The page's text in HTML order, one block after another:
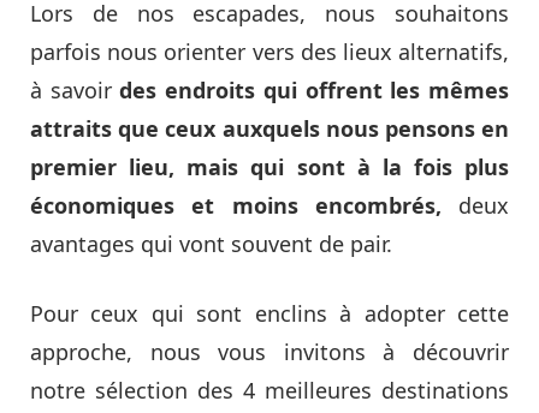
Lors de nos escapades, nous souhaitons
parfois nous orienter vers des lieux alternatifs,
à savoirdes endroits qui offrent les mêmes
attraits que ceux auxquels nous pensons en
premier lieu, mais qui sont à la fois plus
économiques et moins encombrés, deux
avantages qui vont souvent de pair.
Pour ceux qui sont enclins à adopter cette
approche, nous vous invitons à découvrir
notre sélection des 4 meilleures destinations